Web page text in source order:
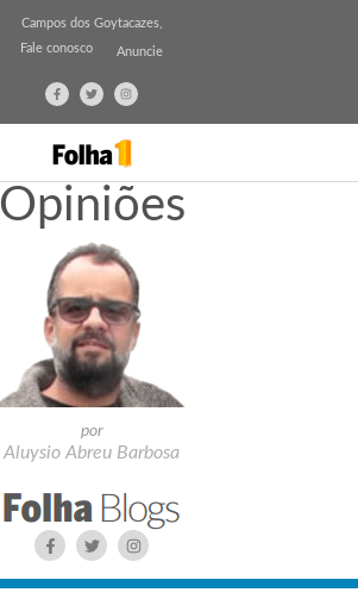
Campos dos Goytacazes,
Fale conosco
Anuncie
Opiniões
por
Aluysio Abreu Barbosa